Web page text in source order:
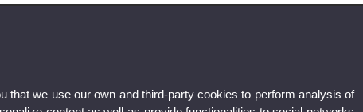
that we use our own and third-party cookies to perform analysis of